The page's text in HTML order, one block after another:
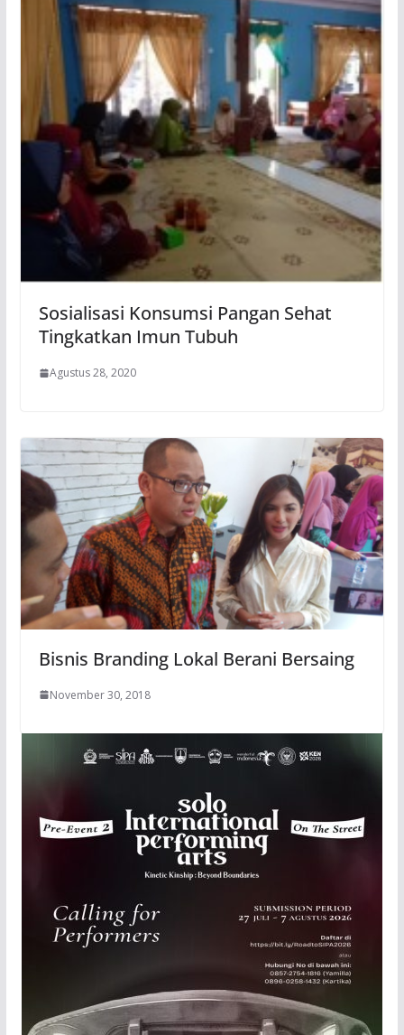
Sosialisasi Konsumsi Pangan Sehat
Tingkatkan Imun Tubuh
Agustus 28, 2020
Bisnis Branding Lokal Berani Bersaing
November 30, 2018